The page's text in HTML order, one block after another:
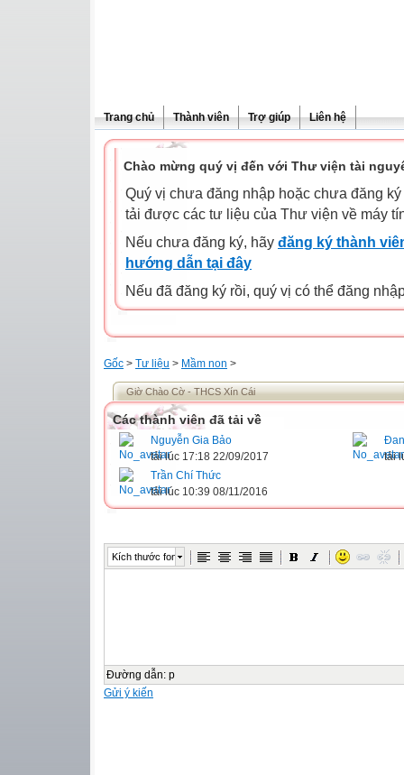
Trang chủ Thành viên Trợ giúp Liên hệ
Chào mừng quý vị đến với Thư viện tài
Quý vị chưa đăng nhập hoặc chưa đăng
tải được các tư liệu của Thư viện về máy
Nếu chưa đăng ký, hãy đăng ký thành
hướng dẫn tại đây
Nếu đã đăng ký rồi, quý vị có thể đăng
Gốc > Tư liệu > Mầm non >
Giờ Chào Cờ - THCS Xín Cái
Các thành viên đã tải về
Nguyễn Gia Bảo
tải lúc 17:18 22/09/2017
tải
Trần Chí Thức
tải lúc 10:39 08/11/2016
Kích thước font
Đường dẫn: p
Gửi ý kiến